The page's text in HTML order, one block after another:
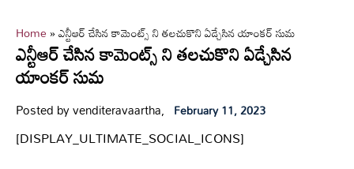
Home»ఎన్టీఆర్ చేసిన కామెంట్స్ ని తలచుకొని ఏడ్చేసిన యాంకర్ సుమ
ఎన్టీఆర్ చేసిన కామెంట్స్ ని తలచుకొని ఏడ్చేసిన
యాంకర్ సుమ
Posted by venditeravaartha, February 11, 2023
[DISPLAY_ULTIMATE_SOCIAL_ICONS]